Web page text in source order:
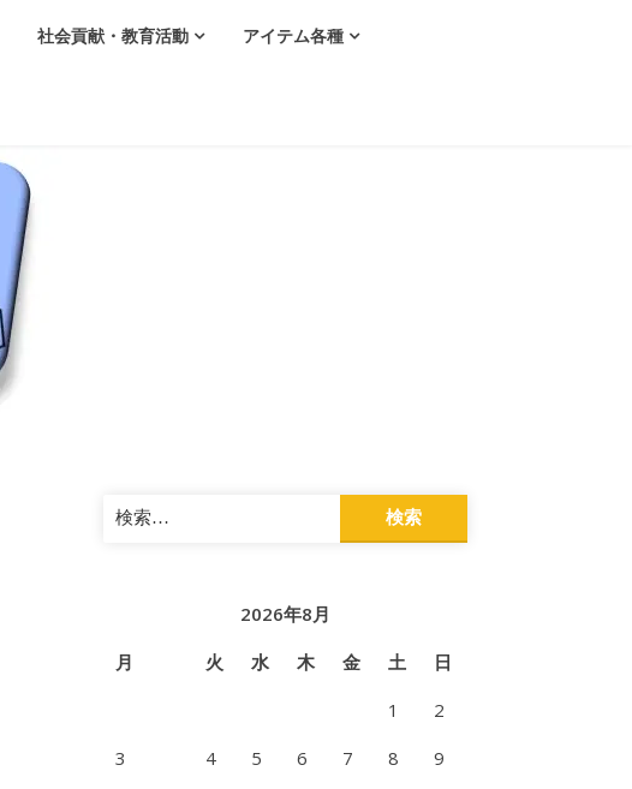
社会貢献・教育活動 アイテム各種
検
索:
2026年8月
月
火 水 木 金 土
日
1
2
3
4 5 6 7 8
9